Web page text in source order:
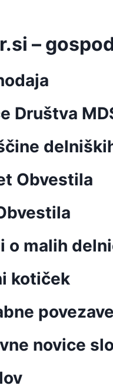
–
Društva
Obvestila
o malih
kotiček
povezave
novice